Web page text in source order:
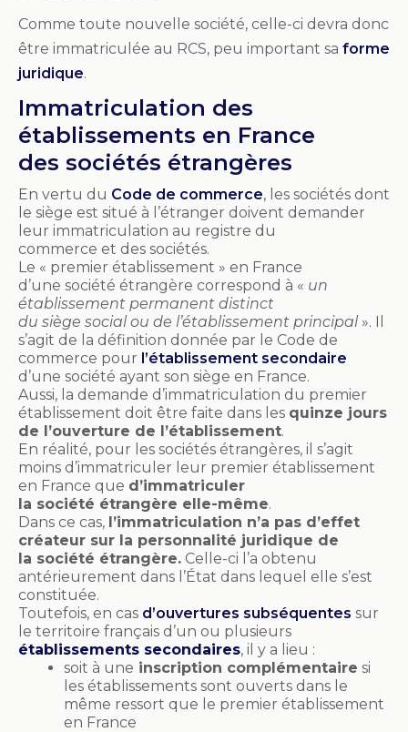
Comme toute nouvelle société, celle-ci devra donc
être immatriculée au RCS, peu important sa forme
juridique.
Immatriculation des
établissements en France
des sociétés étrangères
En vertu du Code de commerce, les sociétés dont
le siège est situé à l’étranger doivent demander
leur immatriculation au registre du
commerce et des sociétés.
Le « premier établissement » en France
d’une société étrangère correspond à « un
établissement permanent distinct
du siège socialou de l’établissement principal ». Il
s’agit de la définition donnée par le Code de
commerce pour l’établissement secondaire
d’une société ayant son siège en France.
Aussi, la demande d’immatriculation du premier
établissement doit être faite dans les quinze jours
de l’ouverture de l’établissement.
En réalité, pour les sociétés étrangères, il s’agit
moins d’immatriculer leur premier établissement
en France que d’immatriculer
la société étrangère elle-même.
Dans ce cas, l’immatriculation n’a pas d’effet
créateur sur la personnalité juridique de
la société étrangère. Celle-ci l’a obtenu
antérieurement dans l’État dans lequel elle s’est
constituée.
Toutefois, en cas d’ouvertures subséquentes sur
le territoire français d’un ou plusieurs
établissements secondaires, il y a lieu :
soit à une inscription complémentaire si
les établissements sont ouverts dans le
même ressort que le premier établissement
en France